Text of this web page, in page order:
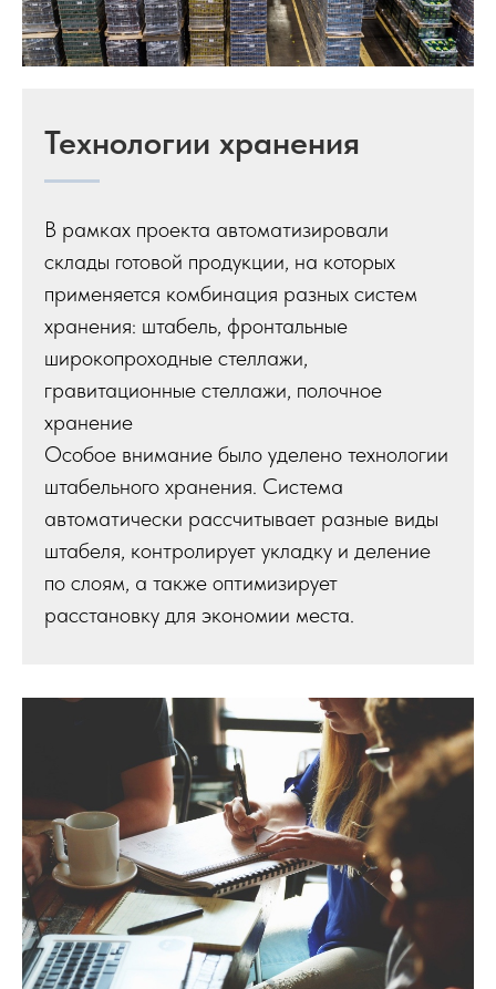
Технологии хранения
В рамках проекта автоматизировали
склады готовой продукции, на которых
применяется комбинация разных систем
хранения: штабель, фронтальные
широкопроходные стеллажи,
гравитационные стеллажи, полочное
хранение
Особое внимание было уделено технологии
штабельного хранения. Система
автоматически рассчитывает разные виды
штабеля, контролирует укладку и деление
по слоям, а также оптимизирует
расстановку для экономии места.